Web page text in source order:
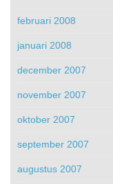
februari 2008
januari 2008
december 2007
november 2007
oktober 2007
september 2007
augustus 2007